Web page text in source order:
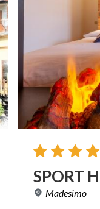
SPORT
Madesimo